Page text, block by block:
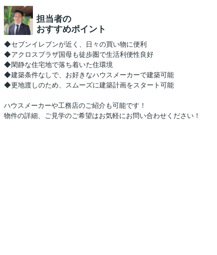
担当者の
おすすめポイント
◆セブンイレブンが近く、日々の買い物に便利
◆アクロスプラザ国母も徒歩圏で生活利便性良好
◆閑静な住宅地で落ち着いた住環境
◆建築条件なしで、お好きなハウスメーカーで建築可能
◆更地渡しのため、スムーズに建築計画をスタート可能
ハウスメーカーや工務店のご紹介も可能です！
物件の詳細、ご見学のご希望はお気軽にお問い合わせください！